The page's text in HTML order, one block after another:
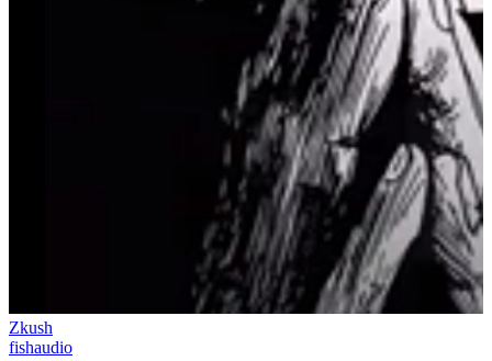
Zkush
fishaudio